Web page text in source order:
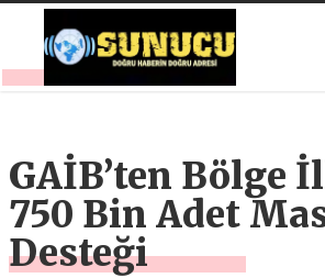
GAİB’ten Bölge
750 Bin Adet
Desteği